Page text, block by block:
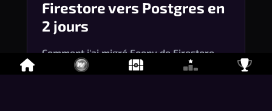
Firestore vers Postgres en
2 jours
Comment j'ai migré Foony de Firestore
vers Postgres + Redis pub/sub grâce au